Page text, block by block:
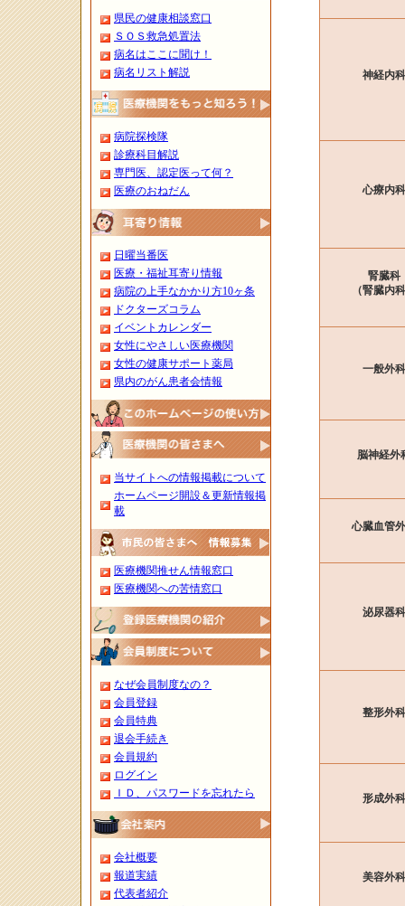
県民の健康相談窓口
ＳＯＳ救急処置法
病名はここに聞け！
病名リスト解説
病院探検隊
診療科目解説
専門医、認定医って何？
医療のおねだん
日曜当番医
医療・福祉耳寄り情報
病院の上手なかかり方10ヶ条
ドクターズコラム
イベントカレンダー
女性にやさしい医療機関
女性の健康サポート薬局
県内のがん患者会情報
当サイトへの情報掲載について
ホームページ開設＆更新情報掲
載
医療機関推せん情報窓口
医療機関への苦情窓口
なぜ会員制度なの？
会員登録
会員特典
退会手続き
会員規約
ログイン
ＩＤ、パスワードを忘れたら
会社概要
報道実績
代表者紹介
神経内科
心療内科
腎臓科
（腎臓内
一般外科
脳神経外
心臓血管
泌尿器科
整形外科
形成外科
美容外科